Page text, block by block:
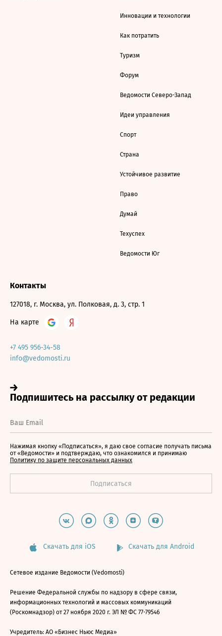
Инновации и технологии
Как потратить
Туризм
Форум
Ведомости Северо-Запад
Идеи управления
Спорт
Страна
Устойчивое развитие
Право
Думай
Техуспех
Ведомости Юг
Контакты
127018, г. Москва, ул. Полковая, д. 3, стр. 1
На карте
+7 495 956-34-58
info@vedomosti.ru
Нажимая кнопку «Подписаться», я даю свое согласие получать письма
от «Ведомости» и подтверждаю, что ознакомился и принимаю
Политику по защите персональных данных
Скачать для iOS Скачать для Android
Сетевое издание Ведомости (Vedomosti)
Решение Федеральной службы по надзору в сфере связи,
информационных технологий и массовых коммуникаций
(Роскомнадзор) от 27 ноября 2020 г. ЭЛ № ФС 77-79546
Учредитель: АО «Бизнес Ньюс Медиа»